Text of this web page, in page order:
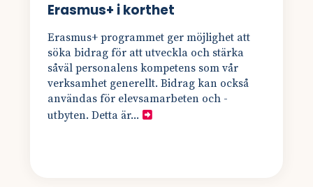
Erasmus+ i korthet
Erasmus+ programmet ger möjlighet att
söka bidrag för att utveckla och stärka
såväl personalens kompetens som vår
verksamhet generellt. Bidrag kan också
användas för elevsamarbeten och -
utbyten. Detta är...